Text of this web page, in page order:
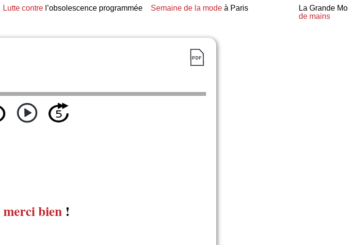
ADJUST COLORS
Lutte contrel’obsolescence programmée
Semaine de la modeà Paris
La Grande
de mains
merci bien !